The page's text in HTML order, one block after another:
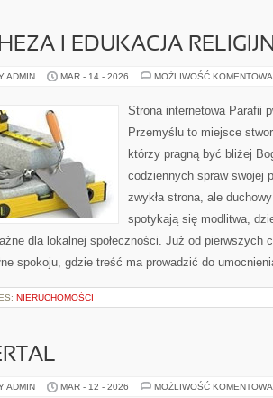
I EDUKACJA
ADMIN MAR - 14 - 2026 MOŻLIWOŚĆ
Strona internetowa Parafii
Przemyślu to miejsce
którzy pragną być bliżej
codziennych spraw swojej
zwykła strona, ale
spotykają się modlitwa,
dla lokalnej społeczności. Już od pierwszych
spokoju, gdzie treść ma prowadzić do
NIERUCHOMOŚCI
ADMIN MAR - 12 - 2026 MOŻLIWOŚĆ